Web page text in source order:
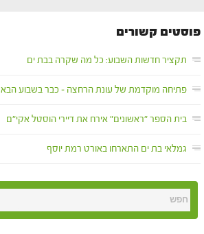
פוסטים קשורים
תקציר חדשות השבוע: כל מה שקרה בבת ים
פתיחה מוקדמת של עונת הרחצה – כבר בשבוע הבא
בית הספר "ראשונים" אירח את דיירי הוסטל אקי"ם
גמלאי בת ים התארחו באורט רמת יוסף